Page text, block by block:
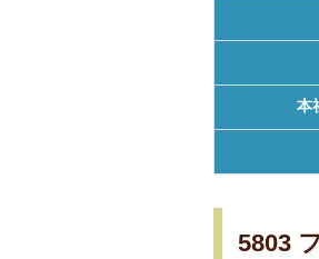
本
5803